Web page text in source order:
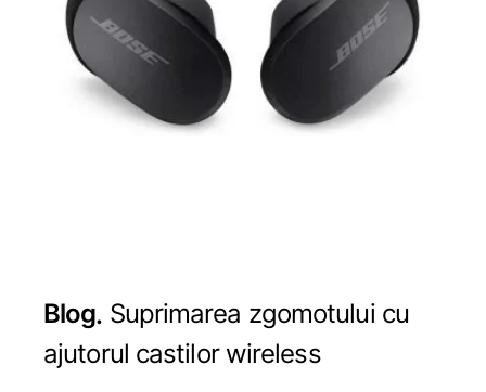
Blog Suprimarea zgomotului cu
ajutorul castilor wireless